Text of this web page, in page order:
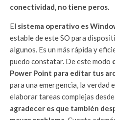
conectividad, no tiene peros.
El sistema operativo es
estable de este SO para
algunos. Es un más rápida y
puedo constatar. De este modo
Power Point para editar tus
para una emergencia, la verdad
elaborar tareas complejas
agradecer es que también